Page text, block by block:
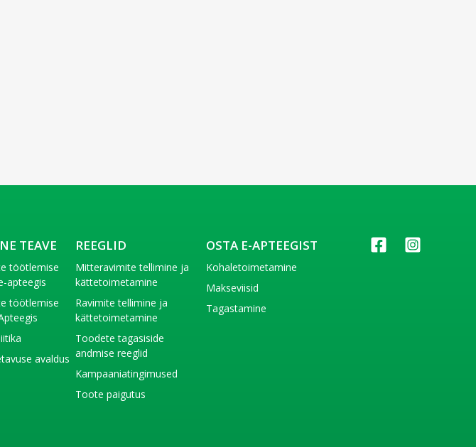
TEAVE
töötlemise
apteegis
töötlemise
avaldus
REEGLID
Mitteravimite tellimine ja
kättetoimetamine
Ravimite tellimine ja
kättetoimetamine
Toodete tagasiside
andmise reeglid
Kampaaniatingimused
Toote paigutus
OSTA E-APTEEGIST
Kohaletoimetamine
Makseviisid
Tagastamine